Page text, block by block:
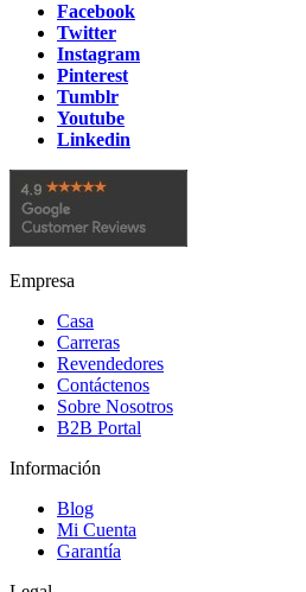
Facebook
Twitter
Instagram
Pinterest
Tumblr
Youtube
Linkedin
Empresa
Casa
Carreras
Revendedores
Contáctenos
Sobre Nosotros
B2B Portal
Información
Blog
Mi Cuenta
Garantía